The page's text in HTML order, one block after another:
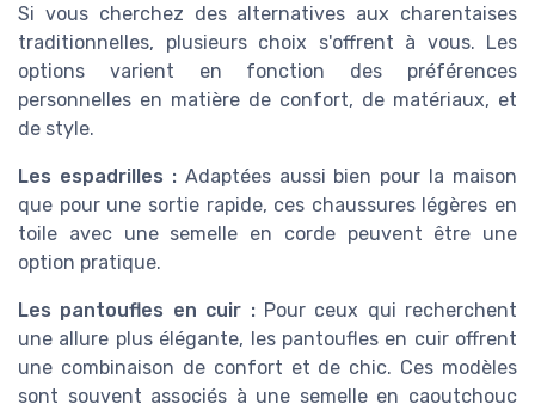
Si vous cherchez des alternatives aux charentaises
traditionnelles, plusieurs choix s'offrent à vous. Les
options varient en fonction des préférences
personnelles en matière de confort, de matériaux, et
de style.
Les espadrilles :Adaptées aussi bien pour la maison
que pour une sortie rapide, ces chaussures légères en
toile avec une semelle en corde peuvent être une
option pratique.
Les pantoufles en cuir :Pour ceux qui recherchent
une allure plus élégante, les pantoufles en cuir offrent
une combinaison de confort et de chic. Ces modèles
sont souvent associés à une semelle en caoutchouc